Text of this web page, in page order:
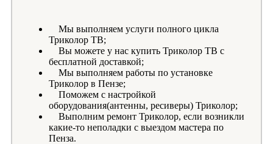
Мы выполняем услуги полного цикла
Триколор ТВ;
Вы можете у нас купить Триколор ТВ с
бесплатной доставкой;
Мы выполняем работы по установке
Триколор в Пензе;
Поможем с настройкой
оборудования(антенны, ресиверы) Триколор;
Выполним ремонт Триколор, если возникли
какие-то неполадки с выездом мастера по
Пенза.